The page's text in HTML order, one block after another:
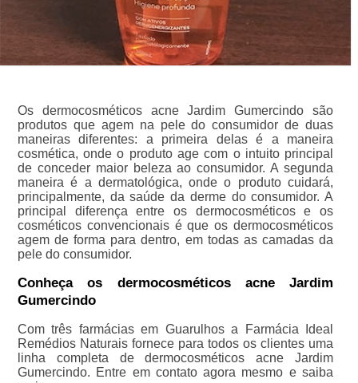
Os dermocosméticos acne Jardim Gumercindo são
produtos que agem na pele do consumidor de duas
maneiras diferentes: a primeira delas é a maneira
cosmética, onde o produto age com o intuito principal
de conceder maior beleza ao consumidor. A segunda
maneira é a dermatológica, onde o produto cuidará,
principalmente, da saúde da derme do consumidor. A
principal diferença entre os dermocosméticos e os
cosméticos convencionais é que os dermocosméticos
agem de forma para dentro, em todas as camadas da
pele do consumidor.
Conheça os dermocosméticos acne Jardim
Gumercindo
Com três farmácias em Guarulhos a Farmácia Ideal
Remédios Naturais fornece para todos os clientes uma
linha completa de dermocosméticos acne Jardim
Gumercindo. Entre em contato agora mesmo e saiba